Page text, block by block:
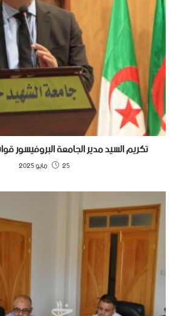
تكريم السيد مدير الجامعة البروفيسور
25 مايو 2025